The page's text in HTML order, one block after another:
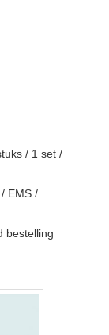
/ 1 set /
EMS /
bestelling